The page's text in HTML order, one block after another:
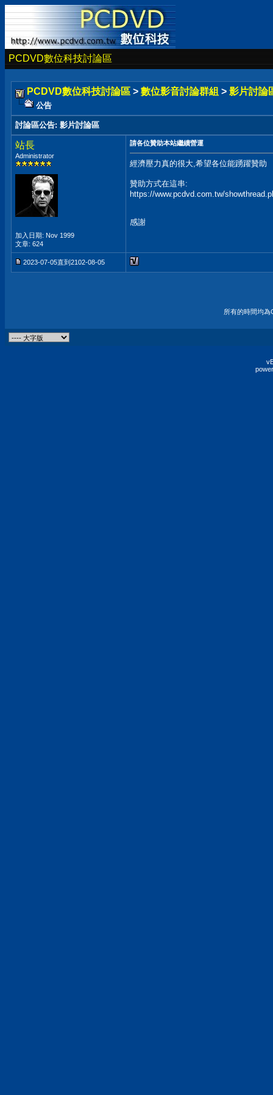
PCDVD數位科技討論區
PCDVD數位科技討論區 > 數位影音討論群組 > 影片討論
公告
討論區公告: 影片討論區
站長
Administrator
加入日期: Nov 1999
文章: 624
請各位贊助本站繼續營運
經濟壓力真的很大,希望各位能踴躍贊助
贊助方式在這串:
https://www.pcdvd.com.tw/
感謝
2023-07-05直到2102-08-05
所有的時間均為